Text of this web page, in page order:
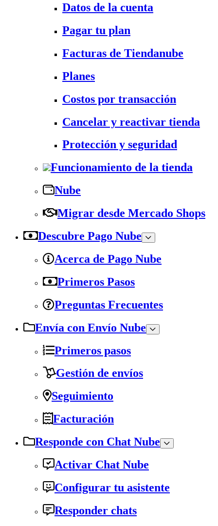
Datos de la cuenta
Pagar tu plan
Facturas de Tiendanube
Planes
Costos por transacción
Cancelar y reactivar tienda
Protección y seguridad
Funcionamiento de la tienda
Nube
Migrar desde Mercado Shops
Descubre Pago Nube
Acerca de Pago Nube
Primeros Pasos
Preguntas Frecuentes
Envía con Envío Nube
Primeros pasos
Gestión de envíos
Seguimiento
Facturación
Responde con Chat Nube
Activar Chat Nube
Configurar tu asistente
Responder chats